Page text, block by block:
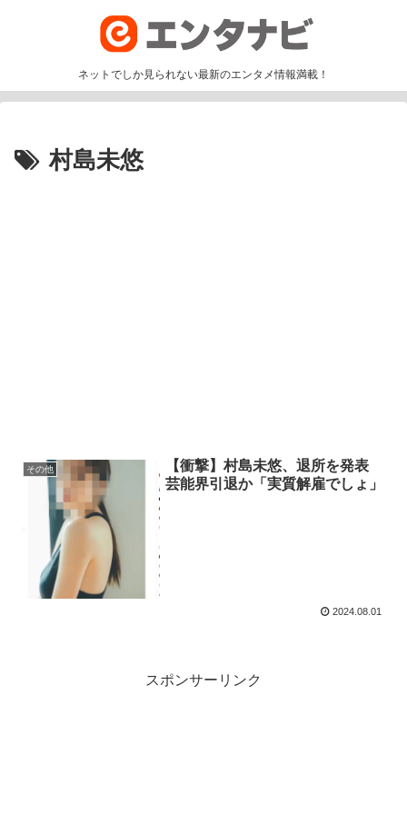
ネットでしか見られない最新のエンタメ情報満載！
村島未悠
その他
【衝撃】村島未悠、退所を発表
芸能界引退か「実質解雇でしょ」
2024.08.01
スポンサーリンク